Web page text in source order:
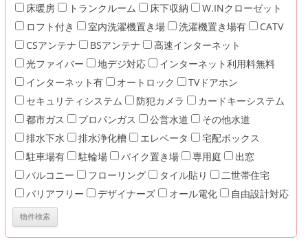
床暖房
トランクルーム 床下収納
W.INクローゼット
ロフト付き
室内洗濯機置き場 洗濯機置き場有
CATV
CSアンテナ
BSアンテナ
高速インターネット
光ファイバー
地デジ対応
インターネット利用料無料
インターネット有
オートロック
TVドアホン
セキュリティシステム
防犯カメラ
カードキーシステム
都市ガス
プロパンガス 公営水道
その他水道
排水下水
排水浄化槽 エレベータ
宅配ボックス
駐車場有
駐輪場 バイク置き場 専用庭
出窓
バルコニー
フローリング タイル貼り
二世帯住宅
バリアフリー
デザイナーズ オール電化 自由設計対応